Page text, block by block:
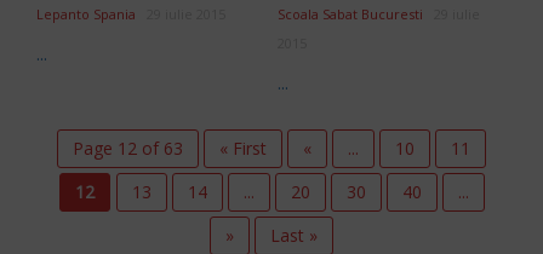
Lepanto Spania
...
Scoala Sabat Bucuresti
...
Page 12 of 63 « First « ... 10
11
12
13 14 ... 20 30 40
...
»
Last »